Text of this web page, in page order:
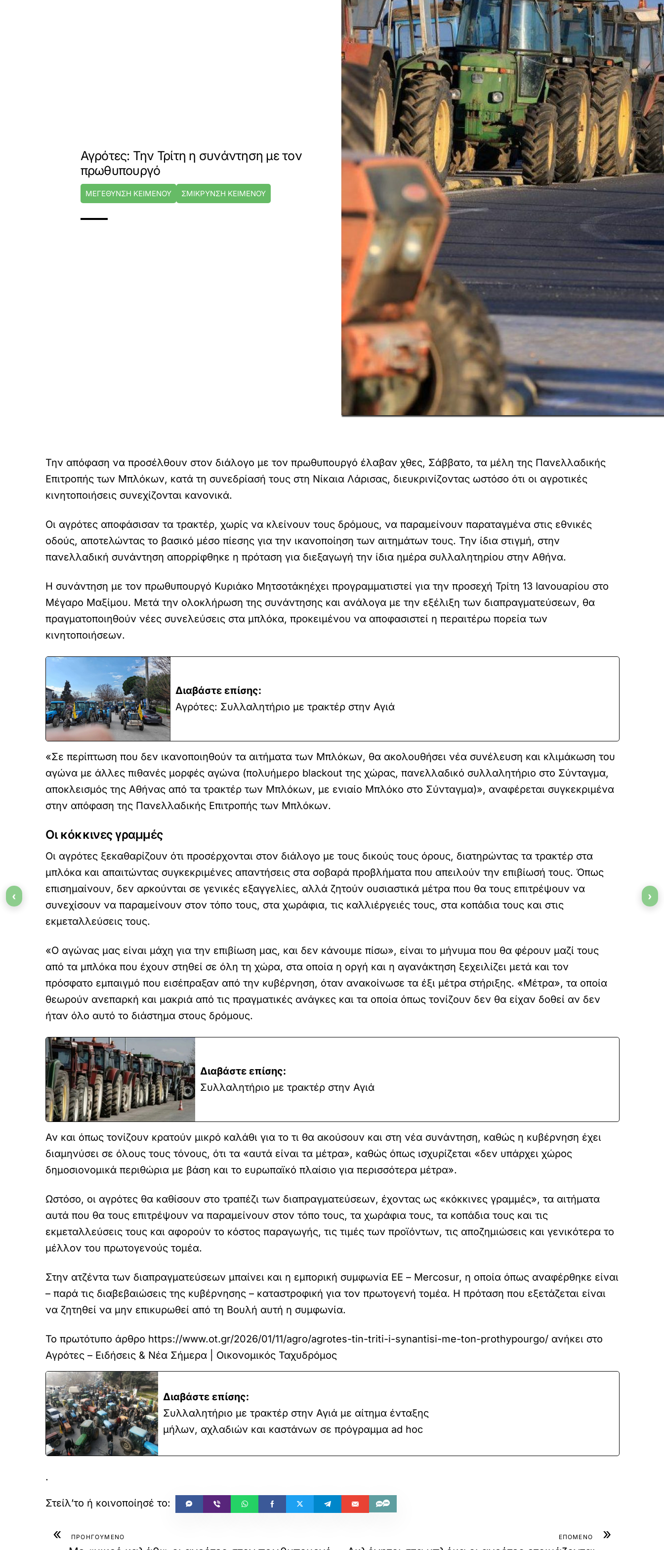
Αγρότες: Την Τρίτη η συνάντηση με τον
πρωθυπουργό
ΜΕΓΕΘΥΝΣΗ ΚΕΙΜΕΝΟΥ ΣΜΙΚΡΥΝΣΗ ΚΕΙΜΕΝΟΥ
Την απόφαση να προσέλθουν στον διάλογο με τον πρωθυπουργό έλαβαν χθες, Σάββατο, τα μέλη της Πανελλαδικής
Επιτροπής των Μπλόκων, κατά τη συνεδρίασή τους στη Νίκαια Λάρισας, διευκρινίζοντας ωστόσο ότι οι αγροτικές
κινητοποιήσεις συνεχίζονται κανονικά.
Οι αγρότες αποφάσισαν τα τρακτέρ, χωρίς να κλείνουν τους δρόμους, να παραμείνουν παραταγμένα στις εθνικές
οδούς, αποτελώντας το βασικό μέσο πίεσης για την ικανοποίηση των αιτημάτων τους. Την ίδια στιγμή, στην
πανελλαδική συνάντηση απορρίφθηκε η πρόταση για διεξαγωγή την ίδια ημέρα συλλαλητηρίου στην Αθήνα.
Η συνάντηση με τον πρωθυπουργό Κυριάκο Μητσοτάκηέχει προγραμματιστεί για την προσεχή Τρίτη 13 Ιανουαρίου στο
Μέγαρο Μαξίμου. Μετά την ολοκλήρωση της συνάντησης και ανάλογα με την εξέλιξη των διαπραγματεύσεων, θα
πραγματοποιηθούν νέες συνελεύσεις στα μπλόκα, προκειμένου να αποφασιστεί η περαιτέρω πορεία των
κινητοποιήσεων.
Διαβάστε επίσης:
Αγρότες: Συλλαλητήριο με τρακτέρ στην Αγιά
«Σε περίπτωση που δεν ικανοποιηθούν τα αιτήματα των Μπλόκων, θα ακολουθήσει νέα συνέλευση και κλιμάκωση του
αγώνα με άλλες πιθανές μορφές αγώνα (πολυήμερο blackout της χώρας, πανελλαδικό συλλαλητήριο στο Σύνταγμα,
αποκλεισμός της Αθήνας από τα τρακτέρ των Μπλόκων, με ενιαίο Μπλόκο στο Σύνταγμα)», αναφέρεται συγκεκριμένα
στην απόφαση της Πανελλαδικής Επιτροπής των Μπλόκων.
Οι κόκκινες γραμμές
Οι αγρότες ξεκαθαρίζουν ότι προσέρχονται στον διάλογο με τους δικούς τους όρους, διατηρώντας τα τρακτέρ στα
μπλόκα και απαιτώντας συγκεκριμένες απαντήσεις στα σοβαρά προβλήματα που απειλούν την επιβίωσή τους. Όπως
επισημαίνουν, δεν αρκούνται σε γενικές εξαγγελίες, αλλά ζητούν ουσιαστικά μέτρα που θα τους επιτρέψουν να
συνεχίσουν να παραμείνουν στον τόπο τους, στα χωράφια, τις καλλιέργειές τους, στα κοπάδια τους και στις
εκμεταλλεύσεις τους.
«Ο αγώνας μας είναι μάχη για την επιβίωση μας, και δεν κάνουμε πίσω», είναι το μήνυμα που θα φέρουν μαζί τους
από τα μπλόκα που έχουν στηθεί σε όλη τη χώρα, στα οποία η οργή και η αγανάκτηση ξεχειλίζει μετά και τον
πρόσφατο εμπαιγμό που εισέπραξαν από την κυβέρνηση, όταν ανακοίνωσε τα έξι μέτρα στήριξης. «Μέτρα», τα οποία
θεωρούν ανεπαρκή και μακριά από τις πραγματικές ανάγκες και τα οποία όπως τονίζουν δεν θα είχαν δοθεί αν δεν
ήταν όλο αυτό το διάστημα στους δρόμους.
Διαβάστε επίσης:
Συλλαλητήριο με τρακτέρ στην Αγιά
Αν και όπως τονίζουν κρατούν μικρό καλάθι για το τι θα ακούσουν και στη νέα συνάντηση, καθώς η κυβέρνηση έχει
διαμηνύσει σε όλους τους τόνους, ότι τα «αυτά είναι τα μέτρα», καθώς όπως ισχυρίζεται «δεν υπάρχει χώρος
δημοσιονομικά περιθώρια με βάση και το ευρωπαϊκό πλαίσιο για περισσότερα μέτρα».
Ωστόσο, οι αγρότες θα καθίσουν στο τραπέζι των διαπραγματεύσεων, έχοντας ως «κόκκινες γραμμές», τα αιτήματα
αυτά που θα τους επιτρέψουν να παραμείνουν στον τόπο τους, τα χωράφια τους, τα κοπάδια τους και τις
εκμεταλλεύσεις τους και αφορούν το κόστος παραγωγής, τις τιμές των προϊόντων, τις αποζημιώσεις και γενικότερα το
μέλλον του πρωτογενούς τομέα.
Στην ατζέντα των διαπραγματεύσεων μπαίνει και η εμπορική συμφωνία ΕΕ – Mercosur, η οποία όπως αναφέρθηκε είναι
– παρά τις διαβεβαιώσεις της κυβέρνησης – καταστροφική για τον πρωτογενή τομέα. Η πρόταση που εξετάζεται είναι
να ζητηθεί να μην επικυρωθεί από τη Βουλή αυτή η συμφωνία.
Το πρωτότυπο άρθρο https://www.ot.gr/2026/01/11/agro/agrotes-tin-triti-i-synantisi-me-ton-prothypourgo/ ανήκει στο
Αγρότες – Ειδήσεις & Νέα Σήμερα | Οικονομικός Ταχυδρόμος
Διαβάστε επίσης:
Συλλαλητήριο με τρακτέρ στην Αγιά με αίτημα ένταξης
μήλων, αχλαδιών και καστάνων σε πρόγραμμα ad hoc
.
« ΠΡΟΗΓΟΥΜΕΝΟ »
ΕΠΟΜΕΝΟ
‹ ›